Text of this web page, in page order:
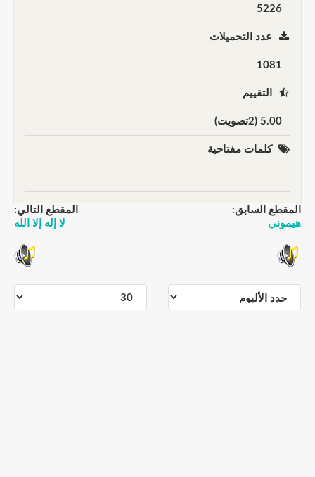
5226
عدد التحميلات
1081
التقييم
5.00 (2تصويت)
كلمات مفتاحية
المقطع السابق:
هيموني
المقطع التالي:
لا إله إلا الله